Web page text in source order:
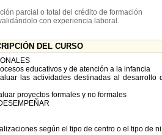
parcial o total del crédito de formación
con experiencia laboral.
DEL CURSO
educativos y de atención a la infancia
las actividades destinadas al
proyectos formales y no formales
según el tipo de centro o el tipo de